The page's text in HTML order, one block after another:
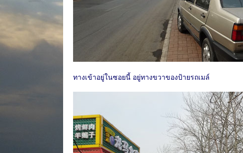
ทางเข้าอยู่ในซอยนี้ อยู่ทางขวาของป้ายรถเมล์